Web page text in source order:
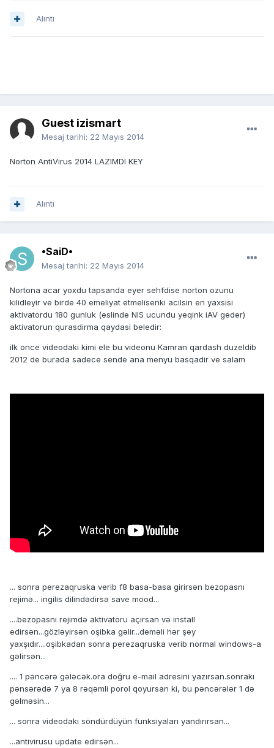
Alıntı
Guest izismart
Mesaj tarihi: 22 Mayıs 2014
Norton AntiVirus 2014 LAZIMDI KEY
Alıntı
•SaiD•
Mesaj tarihi: 22 Mayıs 2014
Nortona acar yoxdu tapsanda eyer sehfdise norton ozunu
kilidleyir ve birde 40 emeliyat etmelisenki acilsin en yaxsisi
aktivatordu 180 gunluk (eslinde NIS ucundu yeqink iAV geder)
aktivatorun qurasdirma qaydasi beledir:
ilk once videodaki kimi ele bu videonu Kamran qardash duzeldib
2012 de burada sadece sende ana menyu basqadir ve salam
... sonra perezaqruska verib f8 basa-basa girirsən bezopasnı
rejimə... ingilis dilindədirsə save mood...
....bezopasnı rejimdə aktivatoru açırsan və install
edirsən...gözləyirsən oşibka gəlir...deməli hər şey
yaxşıdır....oşibkadan sonra perezaqruska verib normal windows-a
gəlirsən...
.... 1 pəncərə gələcək.ora doğru e-mail adresini yazırsan.sonrakı
pənsərədə 7 ya 8 rəqəmli porol qoyursan ki, bu pəncərələr 1 də
gəlməsin...
... sonra videodakı söndürdüyün funksiyaları yandırırsan...
...antivirusu update edirsən...